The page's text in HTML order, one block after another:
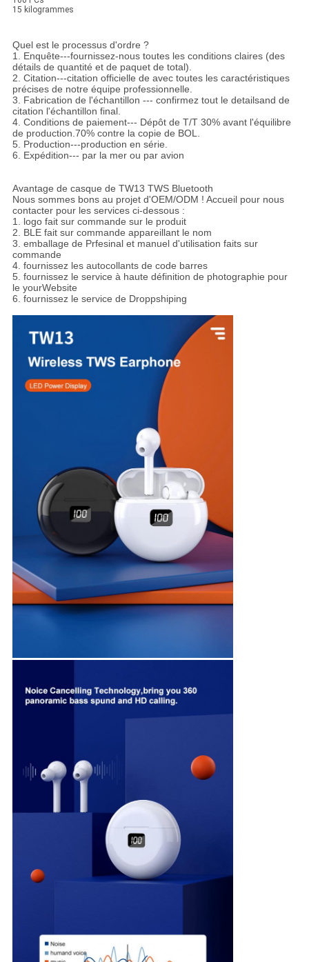
15 kilogrammes
Quel est le processus d'ordre ?
1. Enquête---fournissez-nous toutes les conditions claires (des
détails de quantité et de paquet de total).
2. Citation---citation officielle de avec toutes les caractéristiques
précises de notre équipe professionnelle.
3. Fabrication de l'échantillon --- confirmez tout le detailsand de
citation l'échantillon final.
4. Conditions de paiement--- Dépôt de T/T 30% avant l'équilibre
de production.70% contre la copie de BOL.
5. Production---production en série.
6. Expédition--- par la mer ou par avion
Avantage de casque de TW13 TWS Bluetooth
Nous sommes bons au projet d'OEM/ODM ! Accueil pour nous
contacter pour les services ci-dessous :
1. logo fait sur commande sur le produit
2. BLE fait sur commande appareillant le nom
3. emballage de Prfesinal et manuel d'utilisation faits sur
commande
4. fournissez les autocollants de code barres
5. fournissez le service à haute définition de photographie pour
le yourWebsite
6. fournissez le service de Droppshiping